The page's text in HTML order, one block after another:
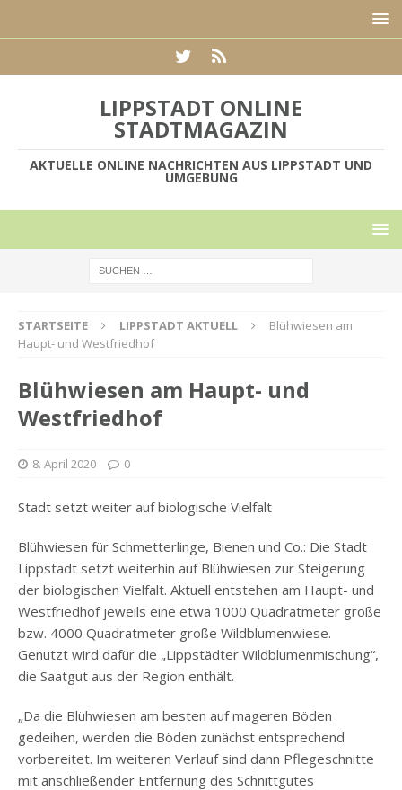
LIPPSTADT ONLINE
STADTMAGAZIN
AKTUELLE ONLINE NACHRICHTEN AUS LIPPSTADT UND
UMGEBUNG
STARTSEITE LIPPSTADT AKTUELL
Blühwiesen am
Haupt- und Westfriedhof
Blühwiesen am Haupt- und
Westfriedhof
8. April 2020 0
Stadt setzt weiter auf biologische Vielfalt
Blühwiesen für Schmetterlinge, Bienen und Co.: Die Stadt
Lippstadt setzt weiterhin auf Blühwiesen zur Steigerung
der biologischen Vielfalt. Aktuell entstehen am Haupt- und
Westfriedhof jeweils eine etwa 1000 Quadratmeter große
bzw. 4000 Quadratmeter große Wildblumenwiese.
Genutzt wird dafür die „Lippstädter Wildblumenmischung“,
die Saatgut aus der Region enthält.
„Da die Blühwiesen am besten auf mageren Böden
gedeihen, werden die Böden zunächst entsprechend
vorbereitet. Im weiteren Verlauf sind dann Pflegeschnitte
mit anschließender Entfernung des Schnittgutes